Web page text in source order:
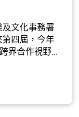
文化事務署
四屆，今年
界合作視野，
的交流與對
題，匯聚音